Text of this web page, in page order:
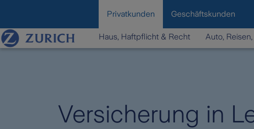
Privatkunden Geschäftskunden
Haus, Haftpflicht & Recht Auto,
Versicherung in